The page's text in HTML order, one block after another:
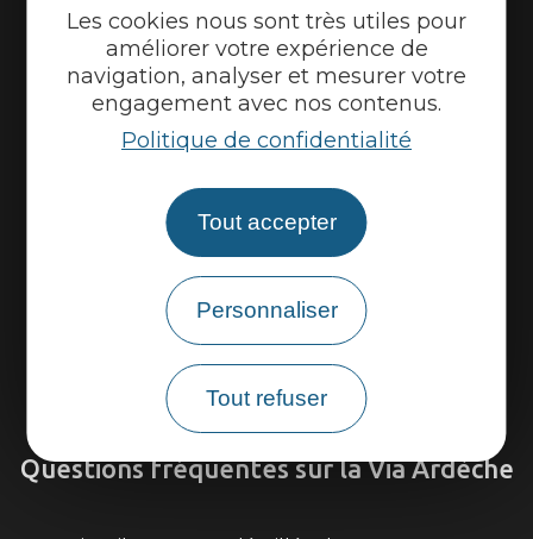
Les cookies nous sont très utiles pour
améliorer votre expérience de
navigation, analyser et mesurer votre
engagement avec nos contenus.
Politique de confidentialité
Tout accepter
Personnaliser
Tout refuser
Espace presse
Espace pro
Partenaires
Venir sur la Via Ardèche
Questions fréquentes sur la Via Ardèche